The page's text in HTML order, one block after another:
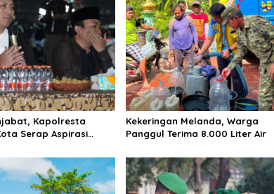
Kapolresta
Serap Aspirasi
Kekeringan Melanda, Warga
Panggul Terima 8.000 Liter Air